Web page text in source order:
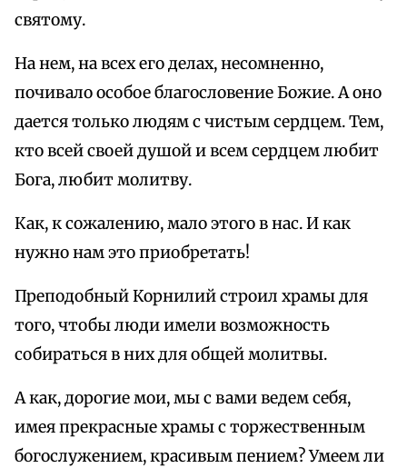
святому.
На нем, на всех его делах, несомненно,
почивало особое благословение Божие. А оно
дается только людям с чистым сердцем. Тем,
кто всей своей душой и всем сердцем любит
Бога, любит молитву.
Как, к сожалению, мало этого в нас. И как
нужно нам это приобретать!
Преподобный Корнилий строил храмы для
того, чтобы люди имели возможность
собираться в них для общей молитвы.
А как, дорогие мои, мы с вами ведем себя,
имея прекрасные храмы с торжественным
богослужением, красивым пением? Умеем ли